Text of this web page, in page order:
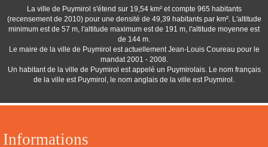
Informations
La ville de Puymirol s'étend sur 19,54 km² et compte 965 habitants
(recensement de 2010) pour une densité de 49,39 habitants par km². L'altitude
minimum est de 57 m, l'altitude maximum est de 191 m, l'altitude moyenne est
de 144 m.
Le maire de la ville de Puymirol est actuellement Jean-Louis Coureau pour le
mandat 2001 - 2008.
Un habitant de la ville de Puymirol est appelé un Puymirolais. Le nom français
de la ville est Puymirol, le nom anglais de la ville est Puymirol.